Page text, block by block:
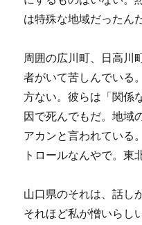
は特殊な地域だったん
周囲の広川町、日高川
者がいて苦しんでいる
方ない。彼らは「関係
因で死んでもだ。地域
アカンと言われている
トロールなんやで。東
山口県のそれは、話し
それほど私が憎いらし